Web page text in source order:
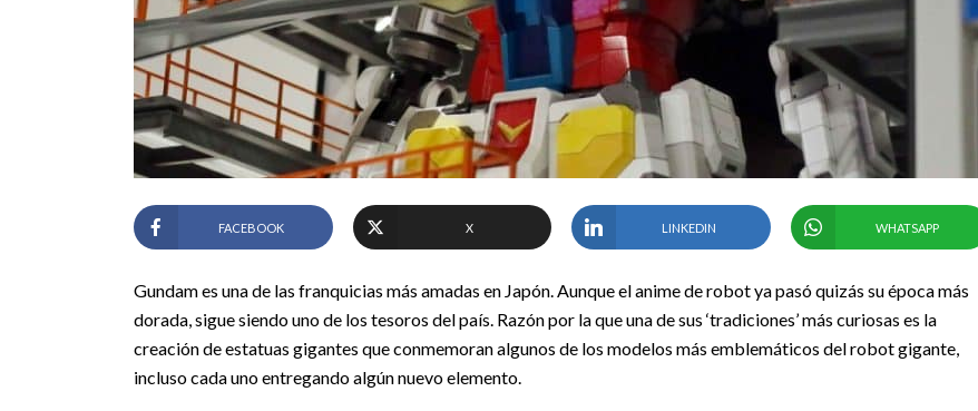
FACEBOOK X LINKEDIN WHATSAPP
Gundam es una de las franquicias más amadas en Japón. Aunque el anime de robot ya pasó quizás su época más
dorada, sigue siendo uno de los tesoros del país. Razón por la que una de sus ‘tradiciones’ más curiosas es la
creación de estatuas gigantes que conmemoran algunos de los modelos más emblemáticos del robot gigante,
incluso cada uno entregando algún nuevo elemento.